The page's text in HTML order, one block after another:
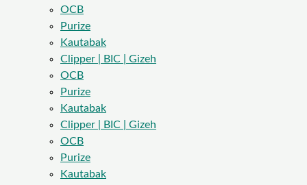
OCB
Purize
Kautabak
Clipper | BIC | Gizeh
OCB
Purize
Kautabak
Clipper | BIC | Gizeh
OCB
Purize
Kautabak